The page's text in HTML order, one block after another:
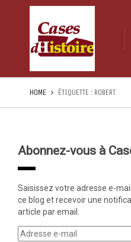
HOME ÉTIQUETTE : ROBERT
Abonnez-vous à
Saisissez votre adresse e-
ce blog et recevoir une
article par email.